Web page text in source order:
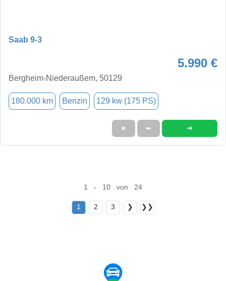
Saab 9-3
5.990 €
Bergheim-Niederaußem, 50129
180.000 km Benzin 129 kw (175 PS)
★ ➦ ➜
1 - 10 von 24
1 2 3 ❯ ❯❯